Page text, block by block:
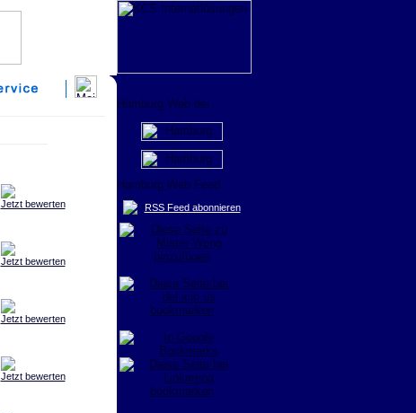
Jetzt bewerten
Jetzt bewerten
Jetzt bewerten
Jetzt bewerten
RSS Feed abonnieren